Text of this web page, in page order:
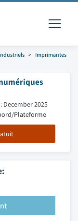
Imprimantes
December 2025
Plateforme